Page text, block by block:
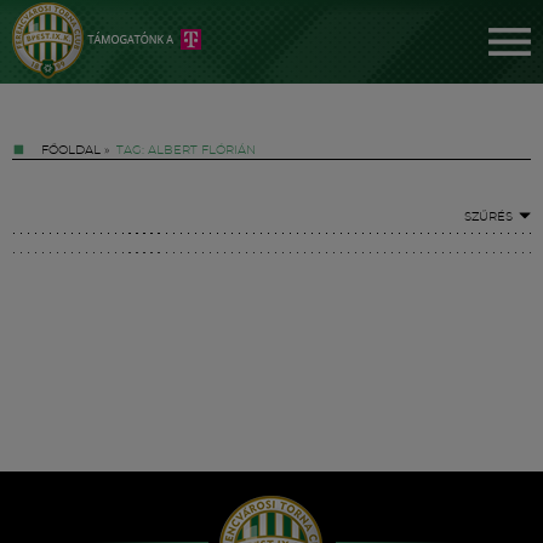
FŐOLDAL » TAG: ALBERT FLÓRIÁN
SZŰRÉS
Hírek